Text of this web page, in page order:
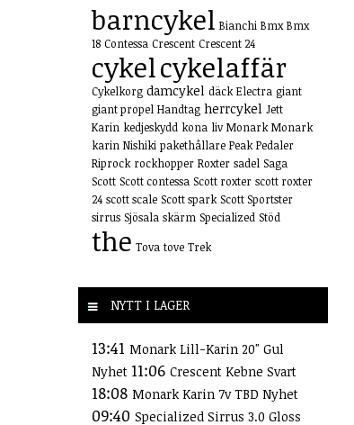
barncykel Bianchi Bmx Bmx
18 Contessa Crescent Crescent 24
cykelcykelaffär
Cykelkorg damcykel däck Electra giant
giant propel Handtag herrcykel Jett
Karin kedjeskydd kona liv Monark Monark
karin Nishiki pakethållare Peak Pedaler
Riprock rockhopper Roxter sadel Saga
Scott Scott contessa Scott roxter scott roxter
24 scott scale Scott spark Scott Sportster
sirrus Sjösala skärm Specialized Stöd
the Tova tove Trek
NYTT I LAGER
13:41 Monark Lill-Karin 20" Gul
Nyhet 11:06 Crescent Kebne Svart
18:08 Monark Karin 7v TBD Nyhet
09:40 Specialized Sirrus 3.0 Gloss